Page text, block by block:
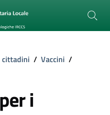
cittadini / Vaccini /
i